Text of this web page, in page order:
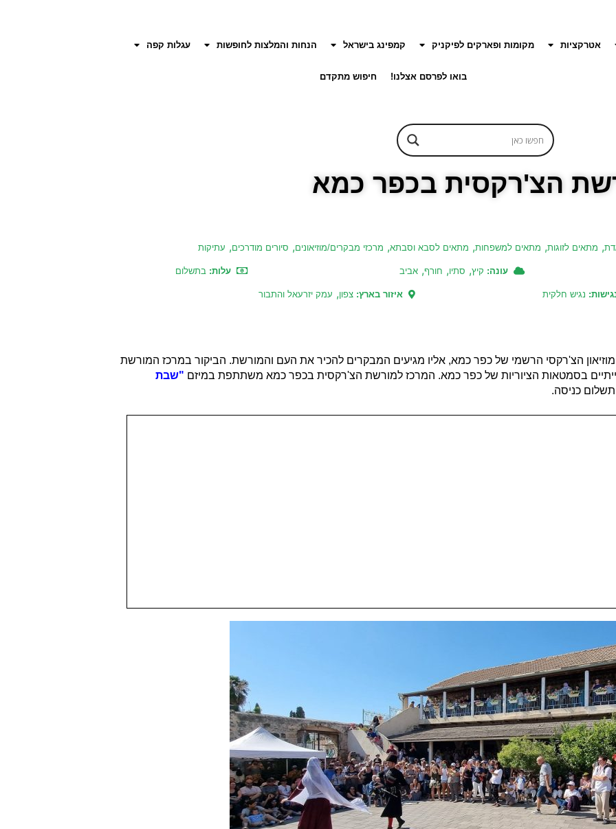
אטרקציות מקומות ופארקים לפיקניק קמפינג בישראל הנחות והמלצות לחופשות עגלות קפה
בואו לפרסם אצלנו! חיפוש מתקדם
הצ'רקסית בכפר כמא
, מתאים לזוגות, מתאים למשפחות, מתאים לסבא וסבתא, מרכזי מבקרים/מוזיאונים, סיורים מודרכים, עתיקות
עונה: קיץ, סתיו, חורף, אביב עלות:בתשלום
נגיש חלקית איזור בארץ:צפון, עמק יזרעאל והתבור
הצ'רקסי הרשמי של כפר כמא, אליו מגיעים המבקרים להכיר את העם והמורשת. הביקור במרכז המורשת
בסמטאות הציוריות של כפר כמא. המרכז למורשת הצ'רקסית בכפר כמא משתתפת במיזם "שבת
כניסה.